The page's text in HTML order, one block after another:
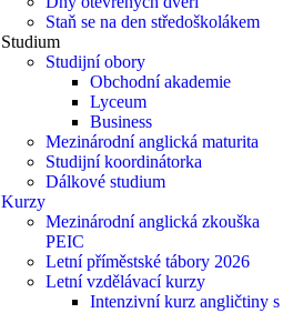
Staň se na den středoškolákem
Studium
Studijní obory
Obchodní akademie
Lyceum
Business
Mezinárodní anglická maturita
Studijní koordinátorka
Dálkové studium
Kurzy
Mezinárodní anglická zkouška
PEIC
Letní příměstské tábory 2026
Letní vzdělávací kurzy
Intenzivní kurz angličtiny s